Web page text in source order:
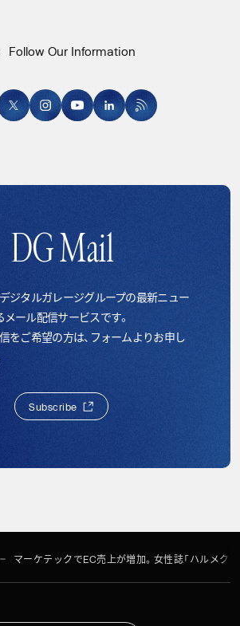
Our Information
Follow Our Information
DG Mail
ジタルガレージグループの最新ニュー
ール配信サービスです。
をご希望の方は、フォームよりお申し
Subscribe
Subscribe
マーケテックでEC売上が増加。女性誌「ハルメク